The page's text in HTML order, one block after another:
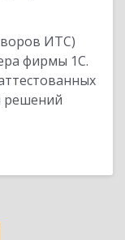
ИТС)
фирмы 1С.
решений